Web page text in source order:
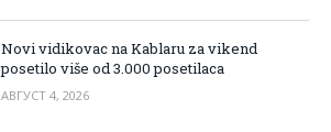
Novi vidikovac na Kablaru za vikend
posetilo više od 3.000 posetilaca
АВГУСТ 4, 2026